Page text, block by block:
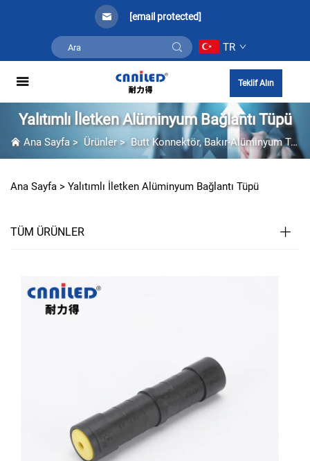
[email protected]
TR
Teklif Alın
Yalıtımlı İletken Alüminyum Bağlantı Tüpü
Ana Sayfa> Ürünler> Butt Konnektör, Bakır-Alüminyum Terminal
Ana Sayfa > Yalıtımlı İletken Alüminyum Bağlantı Tüpü
TÜM ÜRÜNLER